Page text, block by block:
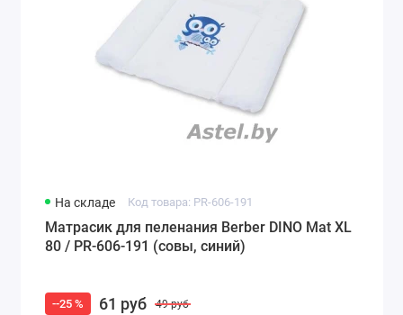
На складе Код товара: PR-606-191
Матрасик для пеленания Berber DINO Mat XL
80 / PR-606-191 (совы, синий)
--25 % 61 руб 49 руб